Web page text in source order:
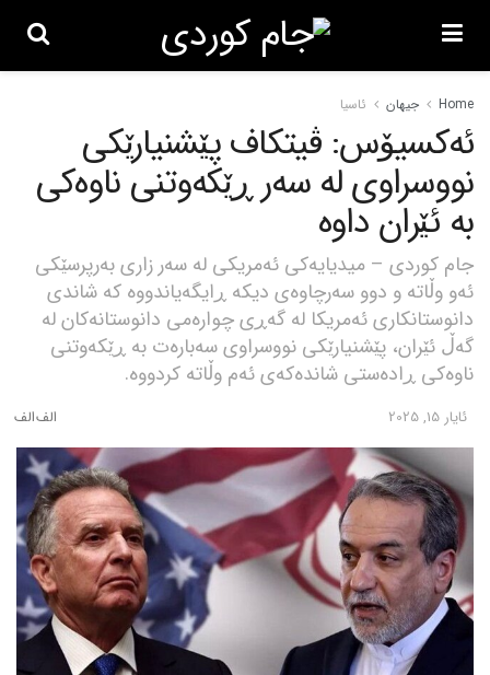
Home جیهان ئاسیا
ئەکسیۆس: ڤیتکاف پێشنیارێکی
نووسراوی لە سەر ڕێکەوتنی ناوەکی
بە ئێران داوە
جام کوردی – میدیایەکی ئەمریکی لە سەر زاری بەرپرسێکی
ئەو وڵاتە و دوو سەرچاوەی دیکە ڕایگەیاندووە کە شاندی
دانوستانکاری ئەمریکا لە گەڕی چوارەمی دانوستانەکان لە
گەڵ ئێران، پێشنیارێکی نووسراوی سەبارەت بە ڕێکەوتنی
ناوەکی ڕادەستی شاندەکەی ئەم وڵاتە کردووە.
ئایار 15, 2025